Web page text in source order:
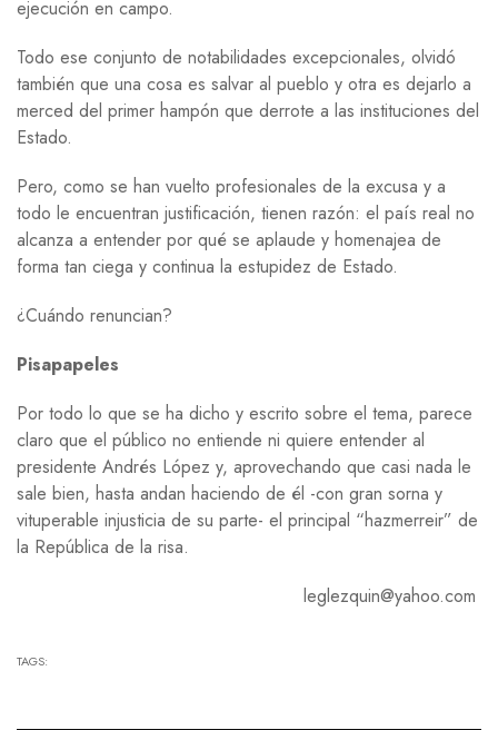
ejecución en campo.
Todo ese conjunto de notabilidades excepcionales, olvidó
también que una cosa es salvar al pueblo y otra es dejarlo a
merced del primer hampón que derrote a las instituciones del
Estado.
Pero, como se han vuelto profesionales de la excusa y a
todo le encuentran justificación, tienen razón: el país real no
alcanza a entender por qué se aplaude y homenajea de
forma tan ciega y continua la estupidez de Estado.
¿Cuándo renuncian?
Pisapapeles
Por todo lo que se ha dicho y escrito sobre el tema, parece
claro que el público no entiende ni quiere entender al
presidente Andrés López y, aprovechando que casi nada le
sale bien, hasta andan haciendo de él -con gran sorna y
vituperable injusticia de su parte- el principal “hazmerreir” de
la República de la risa.
leglezquin@yahoo.com
TAGS: